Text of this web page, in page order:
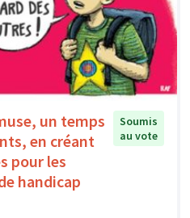
un temps
en créant
pour les
handicap
Soumis
au vote